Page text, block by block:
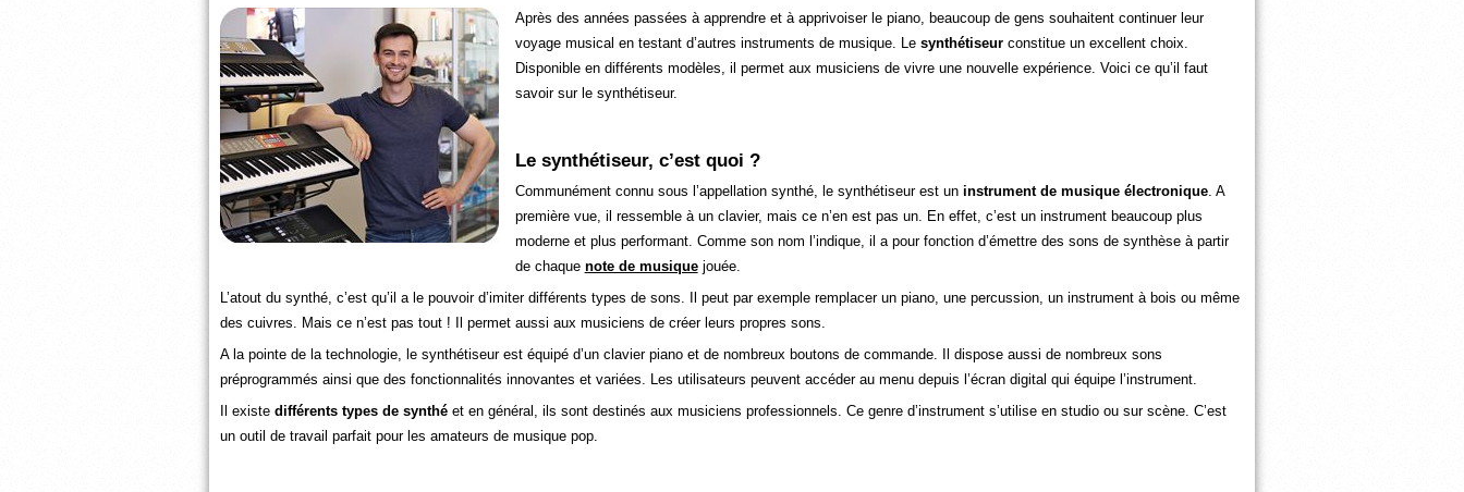
Après des années passées à apprendre et à apprivoiser le piano, beaucoup de gens souhaitent continuer leur
voyage musical en testant d’autres instruments de musique. Le synthétiseurconstitue un excellent choix.
Disponible en différents modèles, il permet aux musiciens de vivre une nouvelle expérience. Voici ce qu’il faut
savoir sur le synthétiseur.
Le synthétiseur, c’est quoi ?
Communément connu sous l’appellation synthé, le synthétiseur est un instrument de musique électronique. A
première vue, il ressemble à un clavier, mais ce n’en est pas un. En effet, c’est un instrument beaucoup plus
moderne et plus performant. Comme son nom l’indique, il a pour fonction d’émettre des sons de synthèse à partir
de chaque note de musiquejouée.
L’atout du synthé, c’est qu’il a le pouvoir d’imiter différents types de sons. Il peut par exemple remplacer un piano, une percussion, un instrument à bois ou même
des cuivres. Mais ce n’est pas tout ! Il permet aussi aux musiciens de créer leurs propres sons.
A la pointe de la technologie, le synthétiseur est équipé d’un clavier piano et de nombreux boutons de commande. Il dispose aussi de nombreux sons
préprogrammés ainsi que des fonctionnalités innovantes et variées. Les utilisateurs peuvent accéder au menu depuis l’écran digital qui équipe l’instrument.
Il existe différents types de synthéet en général, ils sont destinés aux musiciens professionnels. Ce genre d’instrument s’utilise en studio ou sur scène. C’est
un outil de travail parfait pour les amateurs de musique pop.